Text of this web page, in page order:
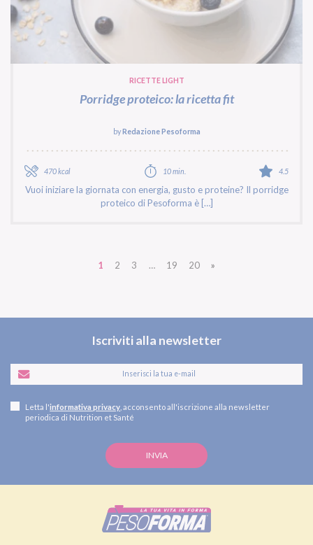
RICETTE LIGHT
Porridge proteico: la ricetta fit
byRedazione Pesoforma
470 kcal 10 min. 4.5
Vuoi iniziare la giornata con energia, gusto e proteine? Il porridge
proteico di Pesoforma è […]
1 2 3 … 19 20 »
Iscriviti alla newsletter
Letta l'informativa privacy , acconsento all'iscrizione alla newsletter
periodica di Nutrition et Santé